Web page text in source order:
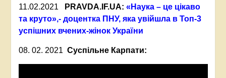
11.02.2021 PRAVDA.IF.UA: «Наука – це цікаво
та круто»,- доцентка ПНУ, яка увійшла в Топ-3
успішних вчених-жінок України
08. 02. 2021 Суспільне Карпати: